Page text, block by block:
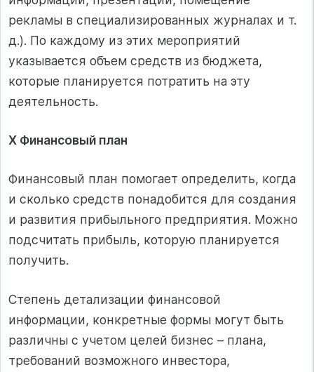
рекламы в специализированных журналах и т.
д.). По каждому из этих мероприятий
указывается объем средств из бюджета,
которые планируется потратить на эту
деятельность.
X Финансовый план
Финансовый план помогает определить, когда
и сколько средств понадобится для создания
и развития прибыльного предприятия. Можно
подсчитать прибыль, которую планируется
получить.
Степень детализации финансовой
информации, конкретные формы могут быть
различны с учетом целей бизнес – плана,
требований возможного инвестора,